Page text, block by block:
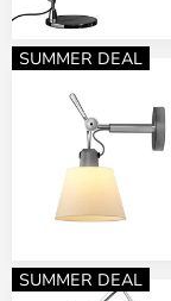
SUMMER DEAL
SUMMER DEAL